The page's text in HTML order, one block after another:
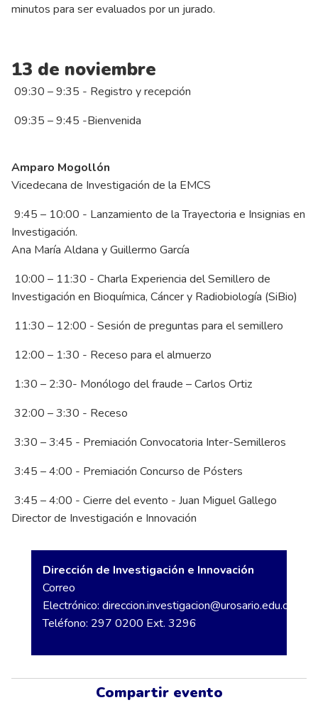
Dirección de Investigación e Innovación
Correo
Electrónico: direccion.investigacion@urosario.edu.co
Teléfono: 297 0200 Ext. 3296
Compartir evento
minutos para ser evaluados por un jurado.
13 de noviembre
09:30 – 9:35 - Registro y recepción
09:35 – 9:45 -Bienvenida
Amparo Mogollón
Vicedecana de Investigación de la EMCS
9:45 – 10:00 - Lanzamiento de la Trayectoria e Insignias en
Investigación.
Ana María Aldana y Guillermo García
10:00 – 11:30 - Charla Experiencia del Semillero de
Investigación en Bioquímica, Cáncer y Radiobiología (SiBio)
11:30 – 12:00 - Sesión de preguntas para el semillero
12:00 – 1:30 - Receso para el almuerzo
1:30 – 2:30- Monólogo del fraude – Carlos Ortiz
32:00 – 3:30 - Receso
3:30 – 3:45 - Premiación Convocatoria Inter-Semilleros
3:45 – 4:00 - Premiación Concurso de Pósters
3:45 – 4:00 - Cierre del evento - Juan Miguel Gallego
Director de Investigación e Innovación